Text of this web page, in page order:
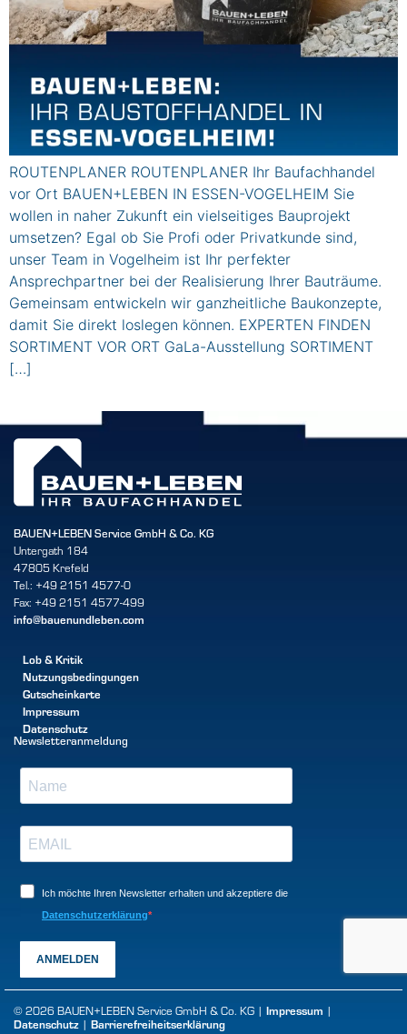
ROUTENPLANER ROUTENPLANER Ihr Baufachhandel
vor Ort BAUEN+LEBEN IN ESSEN-VOGELHEIM Sie
wollen in naher Zukunft ein vielseitiges Bauprojekt
umsetzen? Egal ob Sie Profi oder Privatkunde sind,
unser Team in Vogelheim ist Ihr perfekter
Ansprechpartner bei der Realisierung Ihrer Bauträume.
Gemeinsam entwickeln wir ganzheitliche Baukonzepte,
damit Sie direkt loslegen können. EXPERTEN FINDEN
SORTIMENT VOR ORT GaLa-Ausstellung SORTIMENT
[…]
BAUEN+LEBEN Service GmbH & Co. KG
Untergath 184
47805 Krefeld
Tel.: +49 2151 4577-0
Fax: +49 2151 4577-499
info@bauenundleben.com
Lob & Kritik
Nutzungsbedingungen
Gutscheinkarte
Impressum
Datenschutz
Newsletteranmeldung
Ich möchte Ihren Newsletter erhalten und akzeptiere die
Datenschutzerklärung
ANMELDEN
© 2026 BAUEN+LEBEN Service GmbH & Co. KG | Impressum |
Datenschutz | Barrierefreiheitserklärung